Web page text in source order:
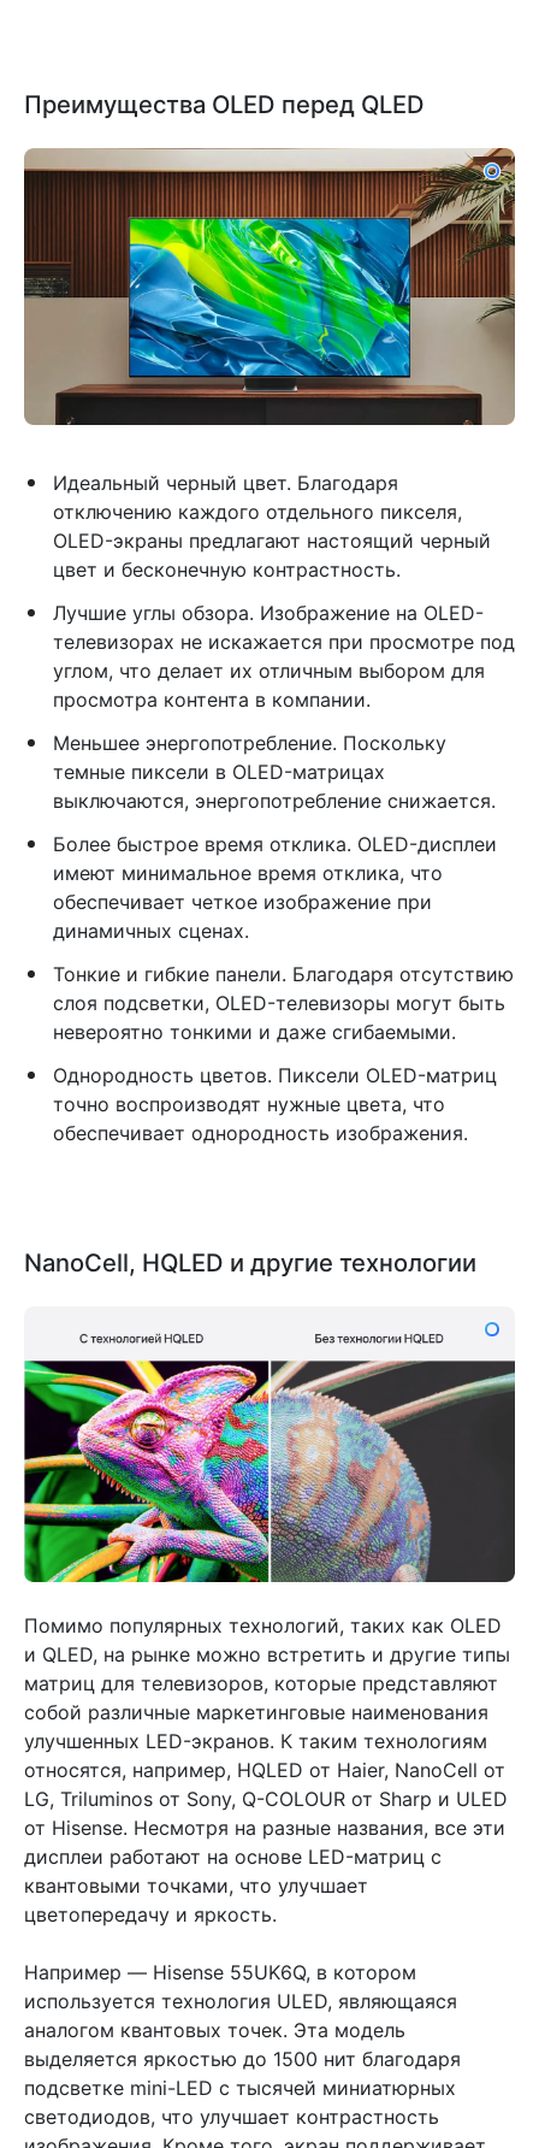
Преимущества OLED перед QLED
Идеальный черный цвет. Благодаря
отключению каждого отдельного пикселя,
OLED-экраны предлагают настоящий черный
цвет и бесконечную контрастность.
Лучшие углы обзора. Изображение на OLED-
телевизорах не искажается при просмотре под
углом, что делает их отличным выбором для
просмотра контента в компании.
Меньшее энергопотребление. Поскольку
темные пиксели в OLED-матрицах
выключаются, энергопотребление снижается.
Более быстрое время отклика. OLED-дисплеи
имеют минимальное время отклика, что
обеспечивает четкое изображение при
динамичных сценах.
Тонкие и гибкие панели. Благодаря отсутствию
слоя подсветки, OLED-телевизоры могут быть
невероятно тонкими и даже сгибаемыми.
Однородность цветов. Пиксели OLED-матриц
точно воспроизводят нужные цвета, что
обеспечивает однородность изображения.
NanoCell, HQLED и другие технологии
Помимо популярных технологий, таких как OLED
и QLED, на рынке можно встретить и другие типы
матриц для телевизоров, которые представляют
собой различные маркетинговые наименования
улучшенных LED-экранов. К таким технологиям
относятся, например, HQLED от Haier, NanoCell от
LG, Triluminos от Sony, Q-COLOUR от Sharp и ULED
от Hisense. Несмотря на разные названия, все эти
дисплеи работают на основе LED-матриц с
квантовыми точками, что улучшает
цветопередачу и яркость.
Например — Hisense 55UK6Q, в котором
используется технология ULED, являющаяся
аналогом квантовых точек. Эта модель
выделяется яркостью до 1500 нит благодаря
подсветке mini-LED с тысячей миниатюрных
светодиодов, что улучшает контрастность